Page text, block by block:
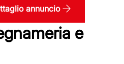
annuncio
e